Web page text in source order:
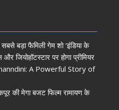
बड़ा फैमिली गेम शो ‘इंडिया के
जियोहॉटस्टार पर होगा प्रीमियर
A Powerful Story of
की मेगा बजट फिल्म रामायण के